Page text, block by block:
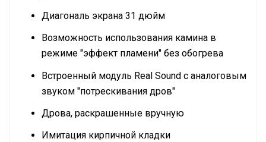
Диагональ экрана 31 дюйм
Возможность использования камина в
режиме "эффект пламени" без обогрева
Встроенный модуль Real Sound с аналоговым
звуком "потрескивания дров"
Дрова, раскрашенные вручную
Имитация кирпичной кладки